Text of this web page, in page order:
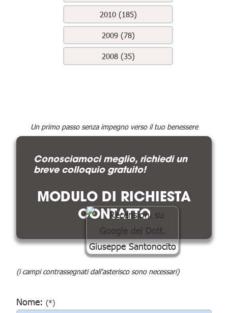
2010 (185)
2009 (78)
2008 (35)
Un primo passo senza impegno verso il tuo benessere
Conosciamoci meglio, richiedi un
breve colloquio gratuito!
MODULO DI RICHIESTA
CONTATTO
(i campi contrassegnati dall'asterisco sono necessari)
Nome: (*)